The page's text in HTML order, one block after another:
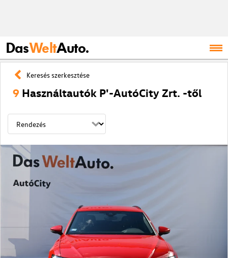
DasWeltAuto.
Keresés szerkesztése
9 Használtautók P'-AutóCity Zrt. -től